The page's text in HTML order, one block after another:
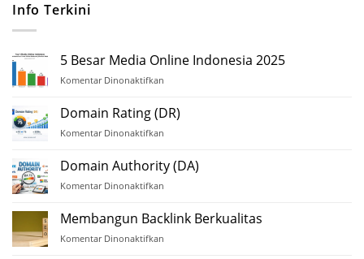
Info Terkini
5 Besar Media Online Indonesia 2025
Komentar Dinonaktifkan
Besar
Media
2025
Domain Rating (DR)
Komentar Dinonaktifkan
Rating
(DR)
Domain Authority (DA)
Komentar Dinonaktifkan
Authority
(DA)
Membangun Backlink Berkualitas
Komentar Dinonaktifkan